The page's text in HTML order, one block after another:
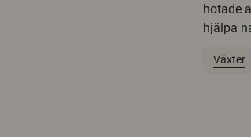
hotade
hjälpa
Växter